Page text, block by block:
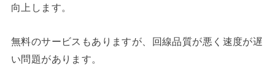
向上します。
無料のサービスもありますが、回線品質が悪く速度が遅
い問題があります。